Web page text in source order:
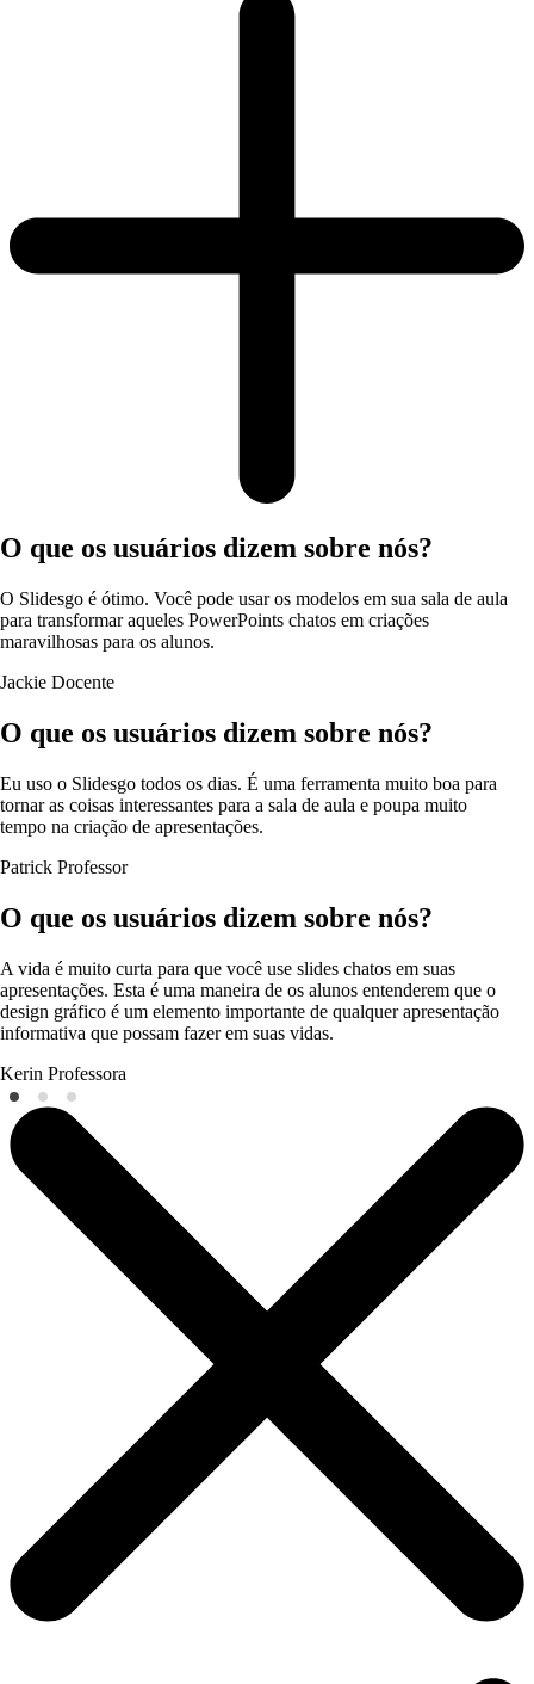
O que os usuários dizem sobre nós?
O Slidesgo é ótimo. Você pode usar os modelos em sua sala de aula
para transformar aqueles PowerPoints chatos em criações
maravilhosas para os alunos.
Jackie Docente
O que os usuários dizem sobre nós?
Eu uso o Slidesgo todos os dias. É uma ferramenta muito boa para
tornar as coisas interessantes para a sala de aula e poupa muito
tempo na criação de apresentações.
Patrick Professor
O que os usuários dizem sobre nós?
A vida é muito curta para que você use slides chatos em suas
apresentações. Esta é uma maneira de os alunos entenderem que o
design gráfico é um elemento importante de qualquer apresentação
informativa que possam fazer em suas vidas.
Kerin Professora